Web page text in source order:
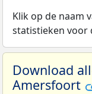
Klik op de naam
statistieken voor
Download
Amersfoort